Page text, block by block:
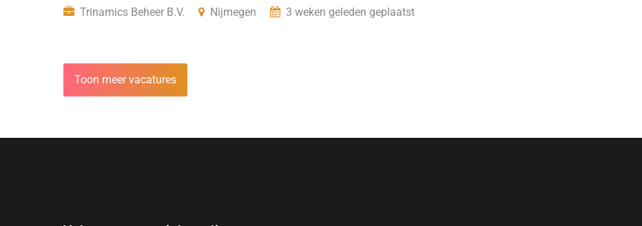
Trinamics Beheer B.V.
Nijmegen 3 weken geleden geplaatst
Toon meer vacatures